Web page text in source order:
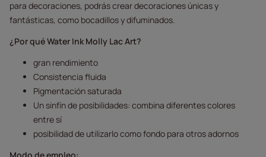
para decoraciones, podrás crear decoraciones únicas y
fantásticas, como bocadillos y difuminados.
¿Por qué Water Ink Molly Lac Art?
gran rendimiento
Consistencia fluida
Pigmentación saturada
Un sinfín de posibilidades: combina diferentes colores
entre sí
posibilidad de utilizarlo como fondo para otros adornos